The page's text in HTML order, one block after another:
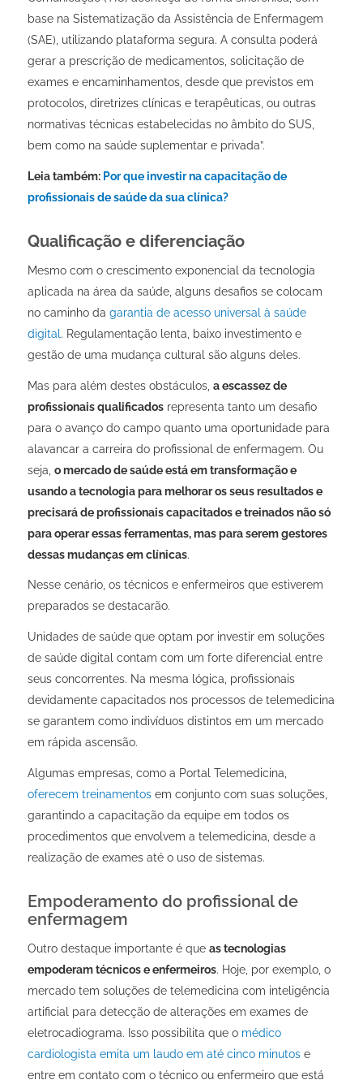
base na Sistematização da Assistência de Enfermagem
(SAE), utilizando plataforma segura. A consulta poderá
gerar a prescrição de medicamentos, solicitação de
exames e encaminhamentos, desde que previstos em
protocolos, diretrizes clínicas e terapêuticas, ou outras
normativas técnicas estabelecidas no âmbito do SUS,
bem como na saúde suplementar e privada”.
Leia também: Por que investir na capacitação de
profissionais de saúde da sua clínica?
Qualificação e diferenciação
Mesmo com o crescimento exponencial da tecnologia
aplicada na área da saúde, alguns desafios se colocam
no caminho da garantia de acesso universal à saúde
digital . Regulamentação lenta, baixo investimento e
gestão de uma mudança cultural são alguns deles.
Mas para além destes obstáculos, a escassez de
profissionais qualificadosrepresenta tanto um desafio
para o avanço do campo quanto uma oportunidade para
alavancar a carreira do profissional de enfermagem. Ou
seja, o mercado de saúde está em transformação e
usando a tecnologia para melhorar os seus resultados e
precisará de profissionais capacitados e treinados não só
para operar essas ferramentas, mas para serem gestores
dessas mudanças em clínicas.
Nesse cenário, os técnicos e enfermeiros que estiverem
preparados se destacarão.
Unidades de saúde que optam por investir em soluções
de saúde digital contam com um forte diferencial entre
seus concorrentes. Na mesma lógica, profissionais
devidamente capacitados nos processos de telemedicina
se garantem como indivíduos distintos em um mercado
em rápida ascensão.
Algumas empresas, como a Portal Telemedicina,
oferecem treinamentosem conjunto com suas soluções,
garantindo a capacitação da equipe em todos os
procedimentos que envolvem a telemedicina, desde a
realização de exames até o uso de sistemas.
Empoderamento do profissional de
enfermagem
Outro destaque importante é que as tecnologias
empoderam técnicos e enfermeiros. Hoje, por exemplo, o
mercado tem soluções de telemedicina com inteligência
artificial para detecção de alterações em exames de
eletrocadiograma. Isso possibilita que o médico
cardiologista emita um laudo em até cinco minutose
entre em contato com o técnico ou enfermeiro que está